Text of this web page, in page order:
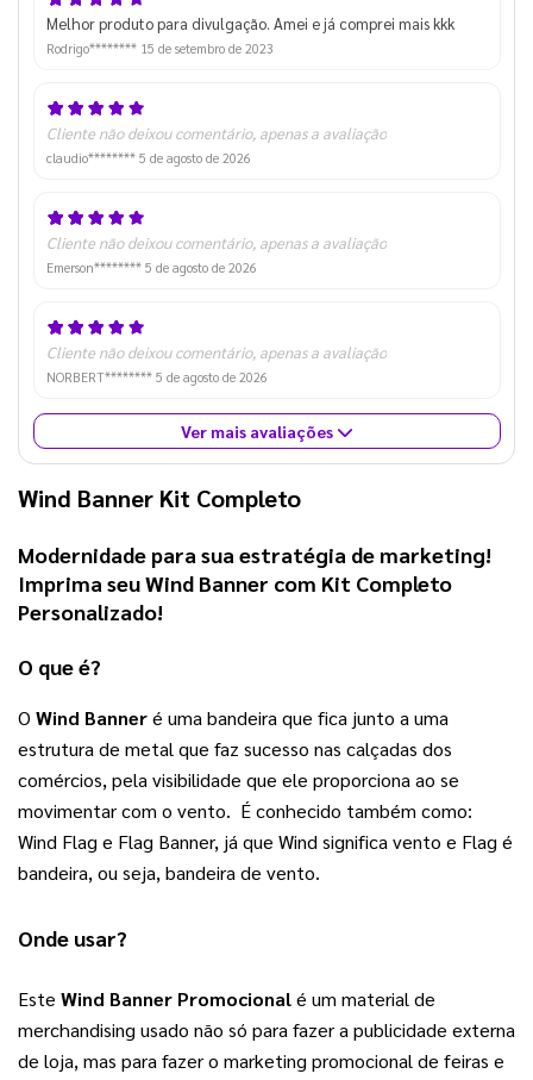
Melhor produto para divulgação. Amei e já comprei mais kkk
Rodrigo******** 15 de setembro de 2023
Cliente não deixou comentário, apenas a avaliação
claudio******** 5 de agosto de 2026
Cliente não deixou comentário, apenas a avaliação
Emerson******** 5 de agosto de 2026
Cliente não deixou comentário, apenas a avaliação
NORBERT******** 5 de agosto de 2026
Ver mais avaliações
Wind Banner Kit Completo
Modernidade para sua estratégia de marketing!
Imprima seu Wind Banner com Kit Completo
Personalizado!
O que é?
O Wind Banner é uma bandeira que fica junto a uma
estrutura de metal que faz sucesso nas calçadas dos
comércios, pela visibilidade que ele proporciona ao se
movimentar com o vento.  É conhecido também como:
Wind Flag e Flag Banner, já que Wind significa vento e Flag é
bandeira, ou seja, bandeira de vento.
Onde usar?
Este Wind Banner Promocional é um material de
merchandising usado não só para fazer a publicidade externa
de loja, mas para fazer o marketing promocional de feiras e